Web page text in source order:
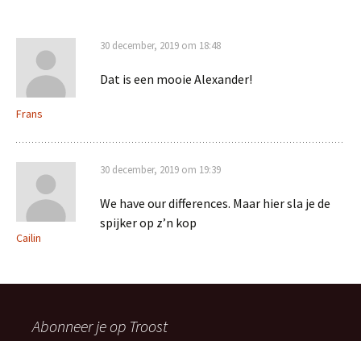
Frans
30 december, 2019 om 18:48
Dat is een mooie Alexander!
Cailin
30 december, 2019 om 19:39
We have our differences. Maar hier sla je de
spijker op z’n kop
Abonneer je op Troost